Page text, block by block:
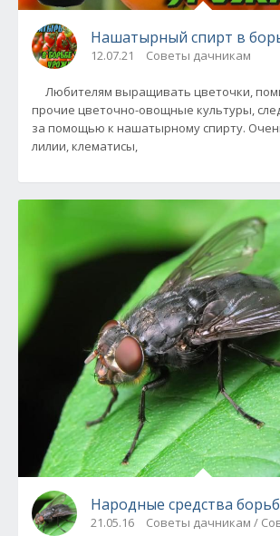
Нашатырный спирт в
12.07.21 Советы дачникам
Любителям выращивать цветочки,
прочие цветочно-овощные культуры,
за помощью к нашатырному спирту.
лилии, клематисы,
Народные средства
21.05.16 Советы дачникам /